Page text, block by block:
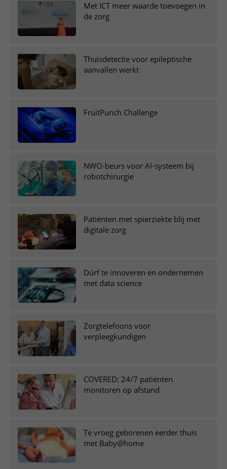
Met ICT meer waarde toevoegen in
de zorg
Thuisdetectie voor epileptische
aanvallen werkt
FruitPunch Challenge
NWO-beurs voor AI-systeem bij
robotchirurgie
Patiënten met spierziekte blij met
digitale zorg
Dúrf te innoveren en ondernemen
met data science
Zorgtelefoons voor
verpleegkundigen
COVERED: 24/7 patiënten
monitoren op afstand
Te vroeg geborenen eerder thuis
met Baby@home